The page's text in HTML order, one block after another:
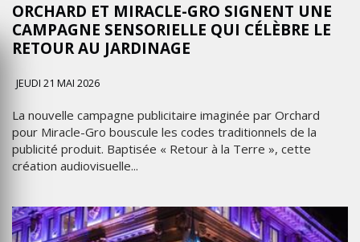
ORCHARD ET MIRACLE-GRO SIGNENT UNE
CAMPAGNE SENSORIELLE QUI CÉLÈBRE LE
RETOUR AU JARDINAGE
JEUDI 21 MAI 2026
La nouvelle campagne publicitaire imaginée par Orchard
pour Miracle-Gro bouscule les codes traditionnels de la
publicité produit. Baptisée « Retour à la Terre », cette
création audiovisuelle...